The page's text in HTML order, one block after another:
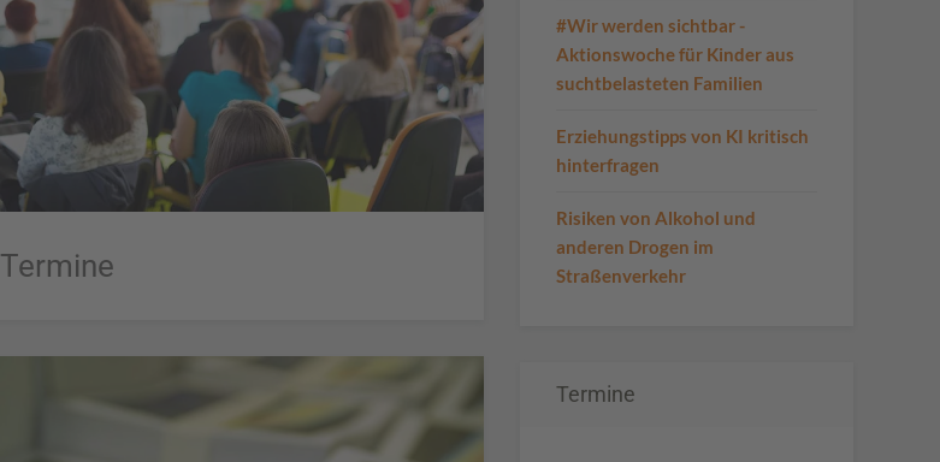
Termine
#Wir werden sichtbar -
Aktionswoche für Kinder aus
suchtbelasteten Familien
Erziehungstipps von KI kritisch
hinterfragen
Risiken von Alkohol und
anderen Drogen im
Straßenverkehr
Termine